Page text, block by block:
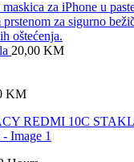
20,00 KM
KM